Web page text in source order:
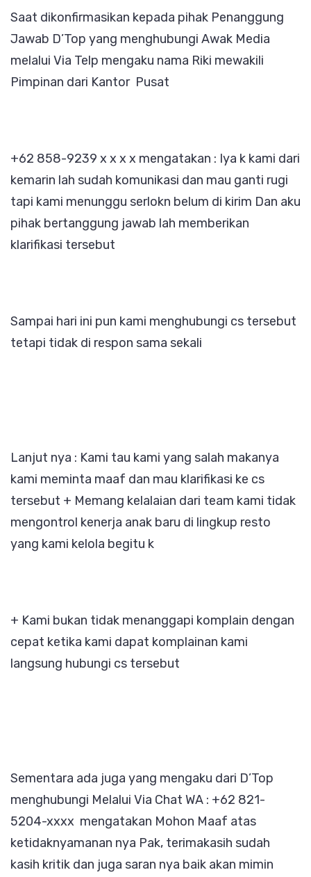
Saat dikonfirmasikan kepada pihak Penanggung
Jawab D’Top yang menghubungi Awak Media
melalui Via Telp mengaku nama Riki mewakili
Pimpinan dari Kantor Pusat
+62 858-9239 x x x x mengatakan : Iya k kami dari
kemarin lah sudah komunikasi dan mau ganti rugi
tapi kami menunggu serlokn belum di kirim Dan aku
pihak bertanggung jawab lah memberikan
klarifikasi tersebut
Sampai hari ini pun kami menghubungi cs tersebut
tetapi tidak di respon sama sekali
Lanjut nya : Kami tau kami yang salah makanya
kami meminta maaf dan mau klarifikasi ke cs
tersebut + Memang kelalaian dari team kami tidak
mengontrol kenerja anak baru di lingkup resto
yang kami kelola begitu k
+ Kami bukan tidak menanggapi komplain dengan
cepat ketika kami dapat komplainan kami
langsung hubungi cs tersebut
Sementara ada juga yang mengaku dari D’Top
menghubungi Melalui Via Chat WA : +62 821-
5204-xxxx mengatakan Mohon Maaf atas
ketidaknyamanan nya Pak, terimakasih sudah
kasih kritik dan juga saran nya baik akan mimin